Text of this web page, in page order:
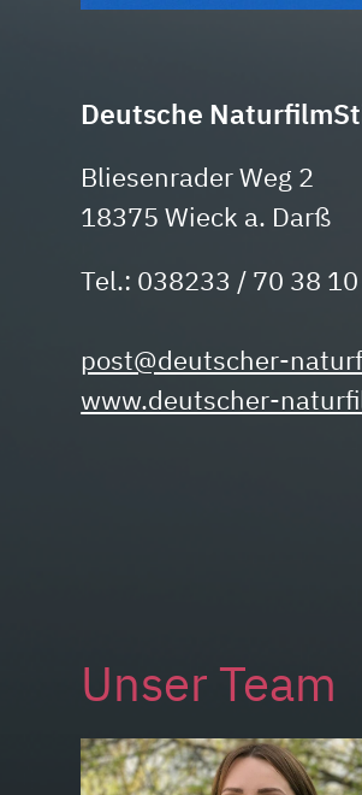
Deutsche
Bliesenrader Weg 2
18375 Wieck a. Darß
Tel.: 038233 / 70 38 10
post@deutscher-
www.deutscher-
Unser Team